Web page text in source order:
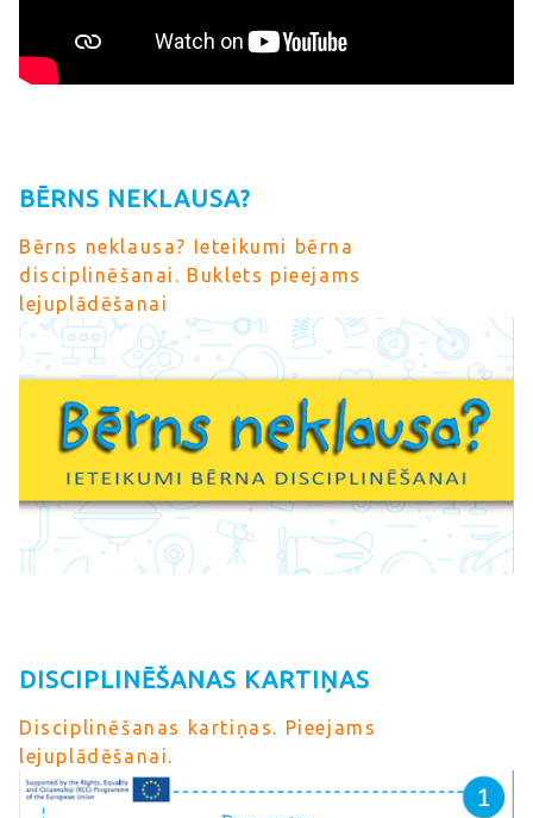
BĒRNS NEKLAUSA?
Bērns neklausa? Ieteikumi bērna
disciplinēšanai. Buklets pieejams
lejuplādēšanai
DISCIPLINĒŠANAS KARTIŅAS
Disciplinēšanas kartiņas. Pieejams
lejuplādēšanai.